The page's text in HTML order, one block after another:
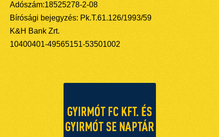
Adószám:18525278-2-08
Bírósági bejegyzés: Pk.T.61.126/1993/59
K&H Bank Zrt.
10400401-49565151-53501002